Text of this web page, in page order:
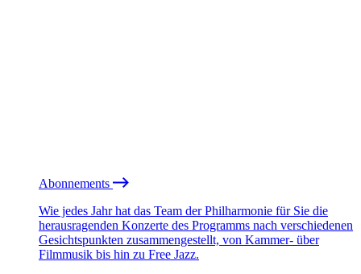
Abonnements
Wie jedes Jahr hat das Team der Philharmonie für Sie die
herausragenden Konzerte des Programms nach verschiedenen
Gesichtspunkten zusammengestellt, von Kammer- über
Filmmusik bis hin zu Free Jazz.